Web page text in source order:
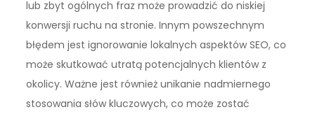
lub zbyt ogólnych fraz może prowadzić do niskiej
konwersji ruchu na stronie. Innym powszechnym
błędem jest ignorowanie lokalnych aspektów SEO, co
może skutkować utratą potencjalnych klientów z
okolicy. Ważne jest również unikanie nadmiernego
stosowania słów kluczowych, co może zostać